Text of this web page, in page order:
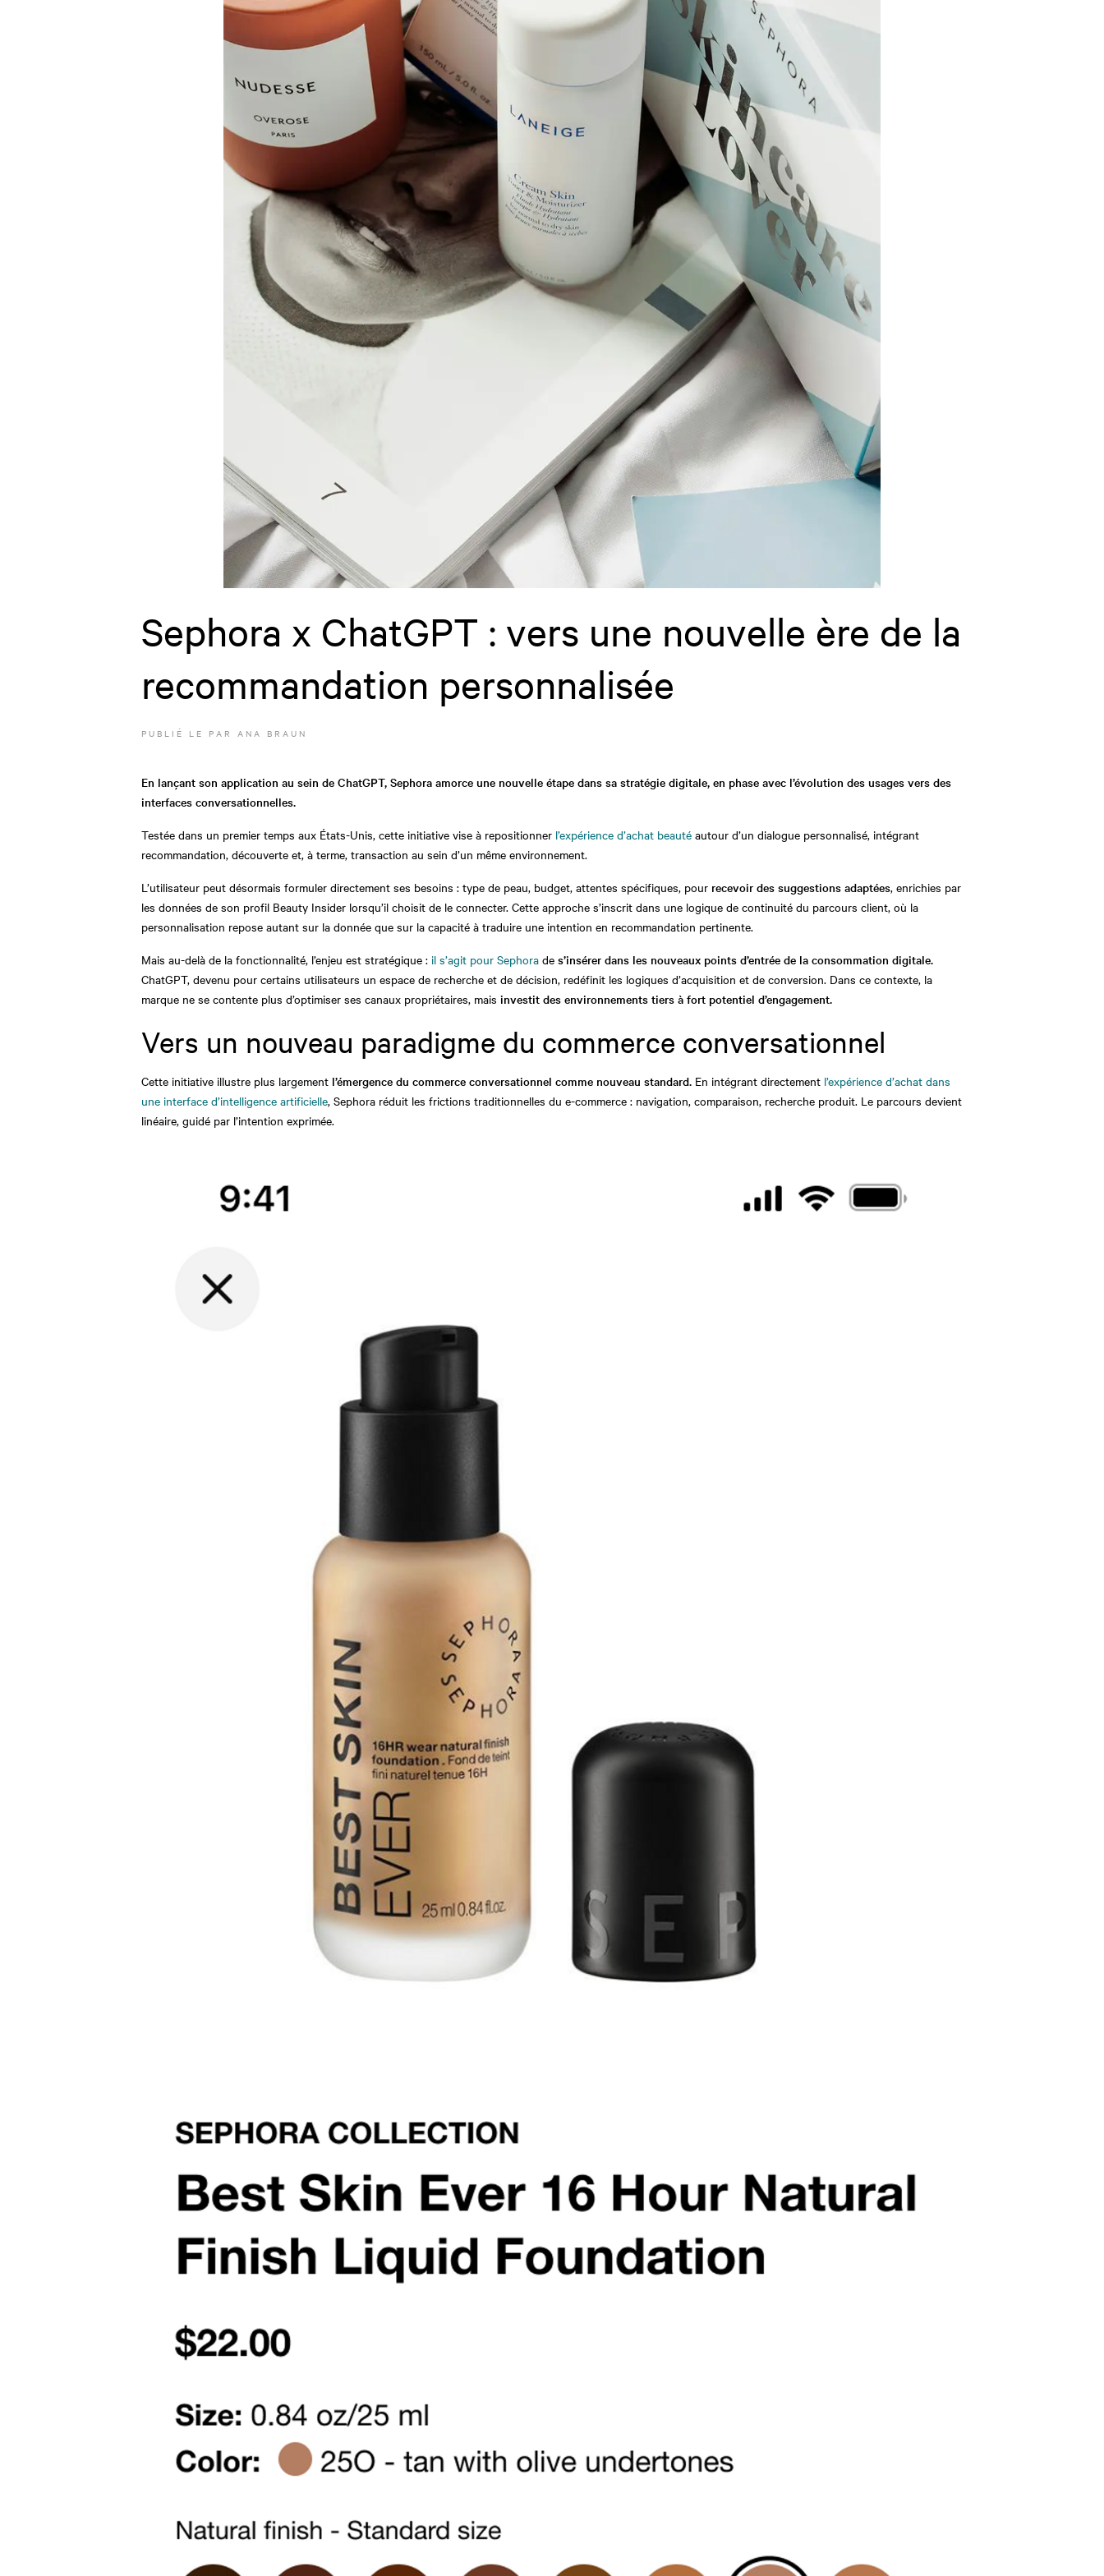
Sephora x ChatGPT : vers une nouvelle ère de la
recommandation personnalisée
PUBLIÉ LE PAR ANA BRAUN
En lançant son application au sein de ChatGPT, Sephora amorce une nouvelle étape dans sa stratégie digitale, en phase avec l’évolution des usages vers des
interfaces conversationnelles.
Testée dans un premier temps aux États-Unis, cette initiative vise à repositionner l’expérience d’achat beauté autour d’un dialogue personnalisé, intégrant
recommandation, découverte et, à terme, transaction au sein d’un même environnement.
L’utilisateur peut désormais formuler directement ses besoins : type de peau, budget, attentes spécifiques, pour recevoir des suggestions adaptées, enrichies par
les données de son profil Beauty Insider lorsqu’il choisit de le connecter. Cette approche s’inscrit dans une logique de continuité du parcours client, où la
personnalisation repose autant sur la donnée que sur la capacité à traduire une intention en recommandation pertinente.
Mais au-delà de la fonctionnalité, l’enjeu est stratégique : il s’agit pour Sephora de s’insérer dans les nouveaux points d’entrée de la consommation digitale.
ChatGPT, devenu pour certains utilisateurs un espace de recherche et de décision, redéfinit les logiques d’acquisition et de conversion. Dans ce contexte, la
marque ne se contente plus d’optimiser ses canaux propriétaires, mais investit des environnements tiers à fort potentiel d’engagement.
Vers un nouveau paradigme du commerce conversationnel
Cette initiative illustre plus largement l’émergence du commerce conversationnel comme nouveau standard. En intégrant directement l’expérience d’achat dans
une interface d’intelligence artificielle, Sephora réduit les frictions traditionnelles du e-commerce : navigation, comparaison, recherche produit. Le parcours devient
linéaire, guidé par l’intention exprimée.